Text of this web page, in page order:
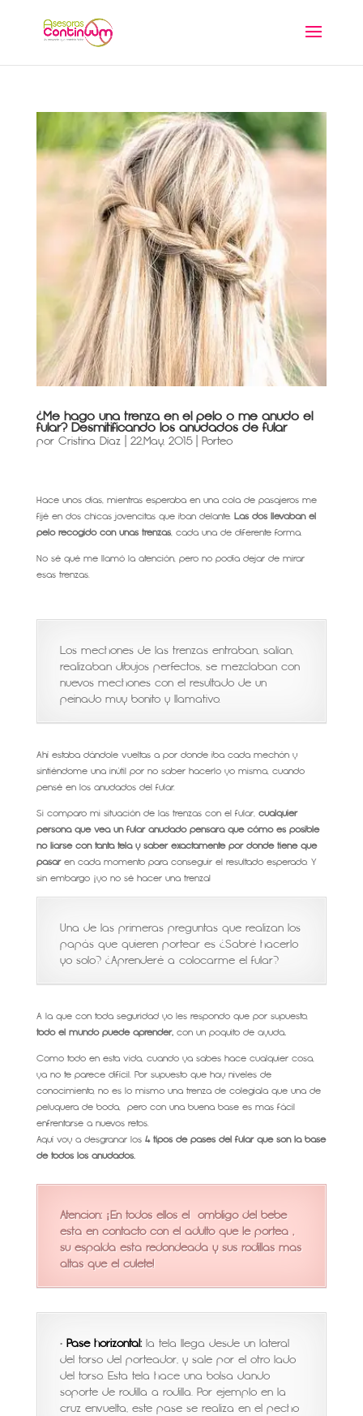
¿Me hago una trenza en el pelo o me anudo el
fular? Desmitificando los anudados de fular
por Cristina Díaz| 22,May, 2015| Porteo
Hace unos días, mientras esperaba en una cola de pasajeros me
fijé en dos chicas jovencitas que iban delante. Las dos llevaban el
pelo recogido con unas trenzas, cada una de diferente forma.
No sé qué me llamó la atención, pero no podía dejar de mirar
esas trenzas.
Los mechones de las trenzas entraban, salían,
realizaban dibujos perfectos, se mezclaban con
nuevos mechones con el resultado de un
peinado muy bonito y llamativo.
Ahí estaba dándole vueltas a por donde iba cada mechón y
sintiéndome una inútil por no saber hacerlo yo misma, cuando
pensé en los anudados del fular.
Si comparo mi situación de las trenzas con el fular, cualquier
persona que vea un fular anudado pensará que cómo es posible
no liarse con tanta tela y saber exactamente por donde tiene que
pasaren cada momento para conseguir el resultado esperado. Y
sin embargo ¡yo no sé hacer una trenza!
Una de las primeras preguntas que realizan los
papás que quieren portear es ¿Sabré hacerlo
yo solo? ¿Aprenderé a colocarme el fular?
A la que con toda seguridad yo les respondo que por supuesto,
todo el mundo puede aprender, con un poquito de ayuda.
Como todo en esta vida, cuando ya sabes hace cualquier cosa,
ya no te parece difícil. Por supuesto que hay niveles de
conocimiento, no es lo mismo una trenza de colegiala que una de
peluquera de boda, pero con una buena base es mas fácil
enfrentarse a nuevos retos.
Aquí voy a desgranar los 4 tipos de pases del fular que son la base
de todos los anudados.
Atencion: ¡En todos ellos el ombligo del bebe
está en contacto con el adulto que le portea ,
su espalda está redondeada y sus rodillas más
altas que el culete!
• Pase horizontal:la tela llega desde un lateral
del torso del porteador, y sale por el otro lado
del torso. Esta tela hace una bolsa dando
soporte de rodilla a rodilla. Por ejemplo en la
cruz envuelta, este pase se realiza en el pecho